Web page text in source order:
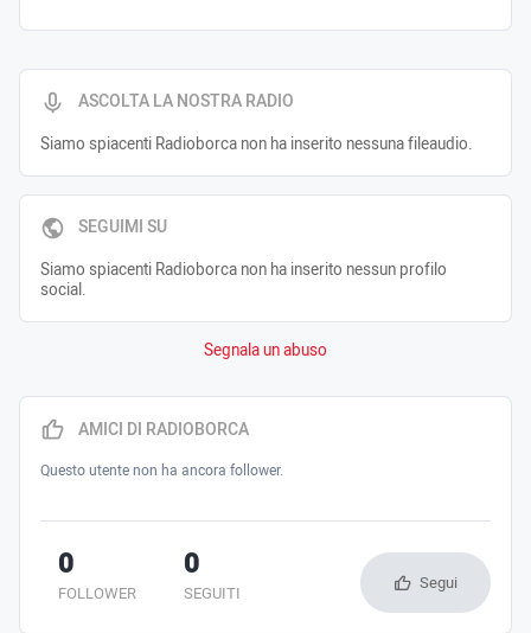
ASCOLTA LA NOSTRA RADIO
Siamo spiacenti Radioborca non ha inserito nessuna fileaudio.
SEGUIMI SU
Siamo spiacenti Radioborca non ha inserito nessun profilo
social.
Segnala un abuso
AMICI DI RADIOBORCA
Questo utente non ha ancora follower.
FOLLOWER
0
SEGUITI
0 Segui